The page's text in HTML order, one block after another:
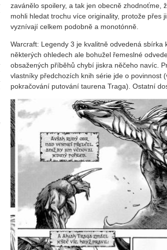
zavánělo spoilery, a tak jen obecně zhodnoťme,
mohli hledat trochu více originality, protože přes
vyznívají celkem podobně a monotónně.
Warcraft: Legendy 3 je kvalitně odvedená sbírka
některých ohledech ale bohužel řemeslné
obsažených příběhů chybí jiskra něčeho navíc.
vlastníky předchozích knih série jde o povinnost
pokračování putování taurena Traga). Ostatní